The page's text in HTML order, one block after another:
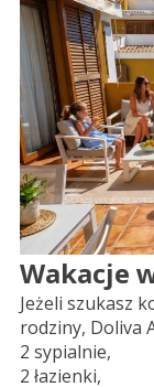
Wakacje
Jeżeli szukasz
rodziny, Doliva
2 sypialnie,
2 łazienki,